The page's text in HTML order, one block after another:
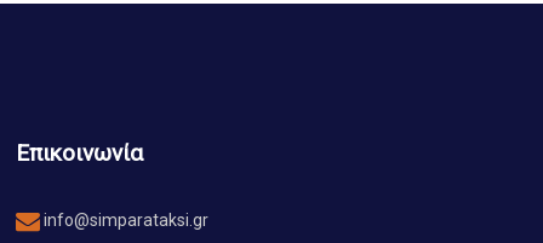
Επικοινωνία
info@simparataksi.gr